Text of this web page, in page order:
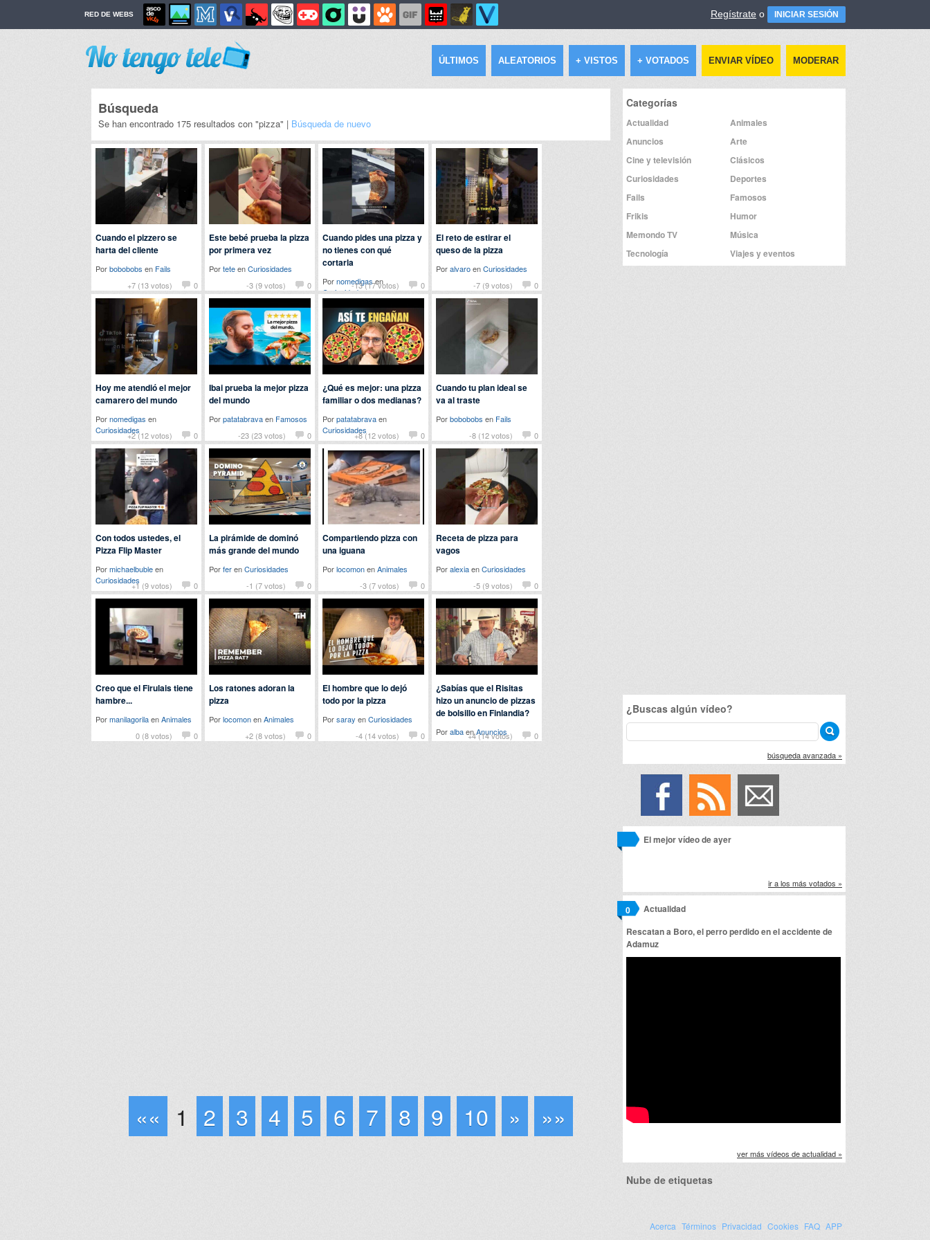
RED DE WEBS Regístrate o INICIAR SESIÓN
ÚLTIMOS ALEATORIOS + VISTOS + VOTADOS ENVIAR VÍDEO MODERAR
Búsqueda
Se han encontrado 175 resultados con "pizza" | Búsqueda de nuevo
+7 (13 votos) 0
Cuando el pizzero se
harta del cliente
Porbobobobs en Fails
-3 (9 votos)
0
Este bebé prueba la pizza
por primera vez
PorteteenCuriosidades
-13 (17 votos)
0
Cuando pides una pizza y
no tienes con qué
cortarla
Pornomedigasen
Curiosidades
-7 (9 votos) 0
El reto de estirar el
queso de la pizza
PoralvaroenCuriosidades
+2 (12 votos) 0
Hoy me atendió el mejor
camarero del mundo
Pornomedigas en
Curiosidades
-23 (23 votos) 0
Ibai prueba la mejor pizza
del mundo
Porpatatabravaen Famosos
+8 (12 votos)
0
¿Qué es mejor: una pizza
familiar o dos medianas?
Porpatatabravaen
Curiosidades
-8 (12 votos) 0
Cuando tu plan ideal se
va al traste
Porbobobobs en Fails
+1 (9 votos) 0
Con todos ustedes, el
Pizza Flip Master
Pormichaelbubleen
Curiosidades
-1 (7 votos) 0
La pirámide de dominó
más grande del mundo
PorferenCuriosidades
-3 (7 votos)
0
Compartiendo pizza con
una iguana
PorlocomonenAnimales
-5 (9 votos)
0
Receta de pizza para
vagos
PoralexiaenCuriosidades
0 (8 votos) 0
Creo que el Firulais tiene
hambre...
PormanilagorilaenAnimales
+2 (8 votos)
0
Los ratones adoran la
pizza
PorlocomonenAnimales
-4 (14 votos)
0
El hombre que lo dejó
todo por la pizza
Porsaray enCuriosidades
+4 (14 votos)
0
¿Sabías que el Risitas
hizo un anuncio de pizzas
de bolsillo en Finlandia?
PoralbaenAnuncios
«« 1 2 3 4 5 6 7 8 9 10 » »»
Categorías
Actualidad
Animales
Anuncios
Arte
Cine y televisión
Clásicos
Curiosidades
Deportes
Fails
Famosos
Frikis
Humor
Memondo TV
Música
Tecnología
Viajes y eventos
¿Buscas algún vídeo?
búsqueda avanzada »
El mejor vídeo de ayer
ir a los más votados »
Actualidad
0
Rescatan a Boro, el perro perdido en el accidente de
Adamuz
ver más vídeos de actualidad »
Nube de etiquetas
Acerca Términos Privacidad Cookies FAQ APP